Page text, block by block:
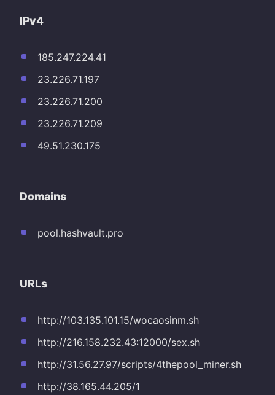
IPv4
185.247.224.41
23.226.71.197
23.226.71.200
23.226.71.209
49.51.230.175
Domains
pool.hashvault.pro
URLs
http://103.135.101.15/wocaosinm.sh
http://216.158.232.43:12000/sex.sh
http://31.56.27.97/scripts/4thepool_miner.sh
http://38.165.44.205/1